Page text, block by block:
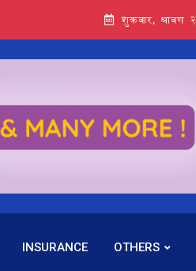
बैंकका सञ्चालक बस्नेतमाथि राष्ट्र बैंकको ‘कन्सर्न’,
शुक्रबार,
INSURANCE OTHERS